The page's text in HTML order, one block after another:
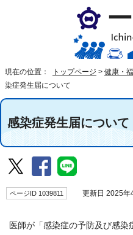
現在の位置： トップページ > 健康・
染症発生届について
感染症発生届について
ページID 1039811 更新日 2025年
医師が「感染症の予防及び感